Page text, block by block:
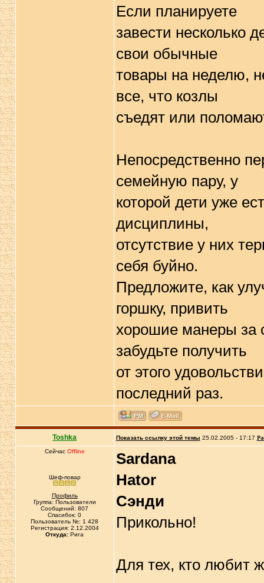
Если планируете
завести несколько
свои обычные
товары на неделю,
все, что козлы
съедят или
Непосредственно
семейную пару, у
которой дети уже
дисциплины,
отсутствие у них
себя буйно.
Предложите, как
горшку, привить
хорошие манеры за
забудьте получить
от этого
последний раз.
Toshka Показать ссылку этой темы 25.02.2005 - 17:17
Сейчас Offline
Шеф-повар
Профиль
Группа: Пользователи
Сообщений: 807
Спасибок: 0
Пользователь №: 1 428
Регистрация: 2.12.2004
Откуда: Рига
Sardana
Hator
Сэнди
Прикольно!
Для тех, кто любит